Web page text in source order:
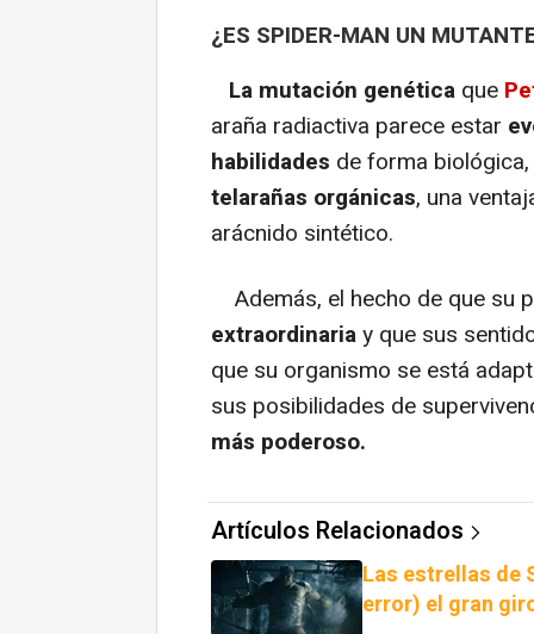
¿ES SPIDER-MAN UN
La mutación genética que
araña radiactiva parece estar
habilidades de forma
telarañas orgánicas, una
arácnido sintético.
Además, el hecho de que su
extraordinariay que sus
que su organismo se está
sus posibilidades de
más poderoso.
Artículos Relacionados
Las estrellas de
error) el gran